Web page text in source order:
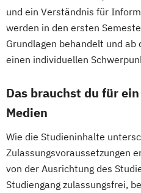
und ein Verständnis für
werden in den ersten
Grundlagen behandelt und
einen individuellen
Das brauchst du für
Medien
Wie die Studieninhalte
Zulassungsvoraussetzungen
von der Ausrichtung des
Studiengang zulassungsfrei,